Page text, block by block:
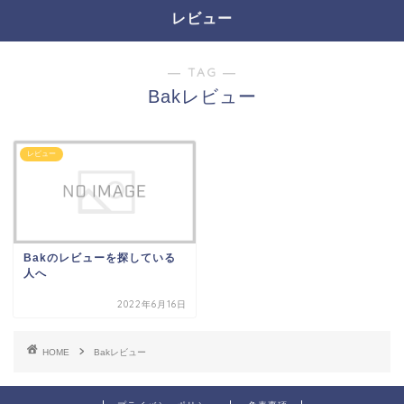
レビュー
― TAG ―
Bakレビュー
レビュー
Bakのレビューを探している
人へ
2022年6月16日
HOME Bakレビュー